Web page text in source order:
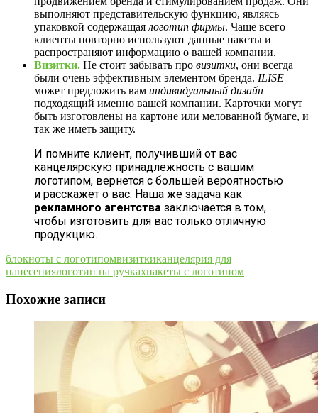
выполняют представительскую функцию, являясь
упаковкой содержащая логотип фирмы. Чаще всего
клиенты повторно используют данные пакеты и
распространяют информацию о вашей компании.
Визитки. Не стоит забывать про визитки, они всегда
были очень эффективным элементом бренда. ILISE
может предложить вам индивидуальный дизайн
подходящий именно вашей компании. Карточки могут
быть изготовлены на картоне или мелованной бумаге, и
так же иметь защиту.
И помните клиент, получивший от вас
канцелярскую принадлежность с вашим
логотипом, вернется с большей вероятностью
и расскажет о вас. Наша же задача как
рекламного агентства заключается в том,
чтобы изготовить для вас только отличную
продукцию.
блокноты с логотипомвизиткиканцелярия для
нанесениялоготип на ручкахпакеты с логотипом
Похожие записи